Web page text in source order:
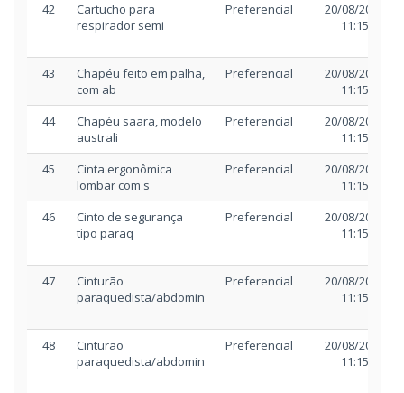
42
Cartucho para
respirador semi
Preferencial
20/08/2025
11:15
43
Chapéu feito em palha,
com ab
Preferencial
20/08/2025
11:15
44
Chapéu saara, modelo
australi
Preferencial
20/08/2025
11:15
45
Cinta ergonômica
lombar com s
Preferencial
20/08/2025
11:15
46
Cinto de segurança
tipo paraq
Preferencial
20/08/2025
11:15
47
Cinturão
paraquedista/abdomin
Preferencial
20/08/2025
11:15
48
Cinturão
paraquedista/abdomin
Preferencial
20/08/2025
11:15